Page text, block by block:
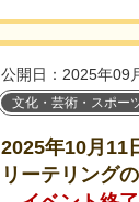
公開日：2025年09
文化・芸術・スポー
2025年10月11
リーテリング